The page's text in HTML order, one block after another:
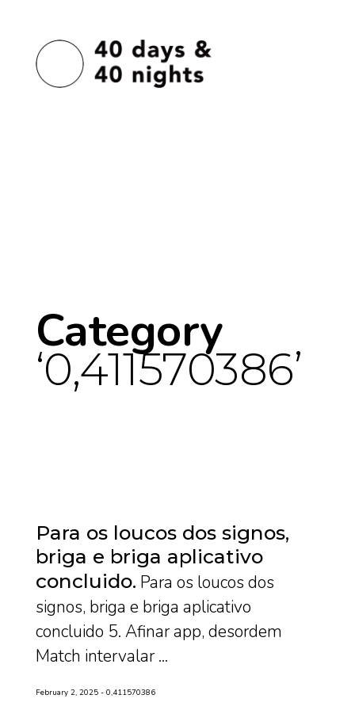
Category
0,411570386
Para os loucos dos signos,
briga e briga aplicativo
concluido Para os loucos dos
signos, briga e briga aplicativo
concluido 5. Afinar app, desordem
Match intervalar ...
February 2, 2025 0,411570386